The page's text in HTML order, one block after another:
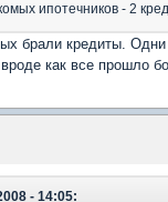
ипотечников - 2
брали кредиты.
как все прошло
- 14:05: